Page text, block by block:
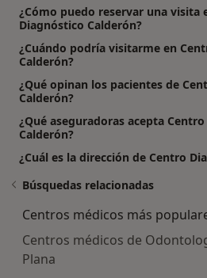
¿Cómo puedo reservar una visita
Diagnóstico Calderón?
¿Cuándo podría visitarme en
Calderón?
¿Qué opinan los pacientes de
Calderón?
¿Qué aseguradoras acepta
Calderón?
¿Cuál es la dirección de Centro
Búsquedas relacionadas
Centros médicos más
Centros médicos de
Plana